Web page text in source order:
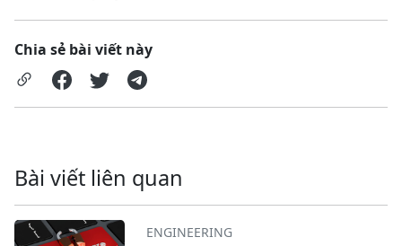
Chia sẻ bài viết này
Bài viết liên quan
ENGINEERING